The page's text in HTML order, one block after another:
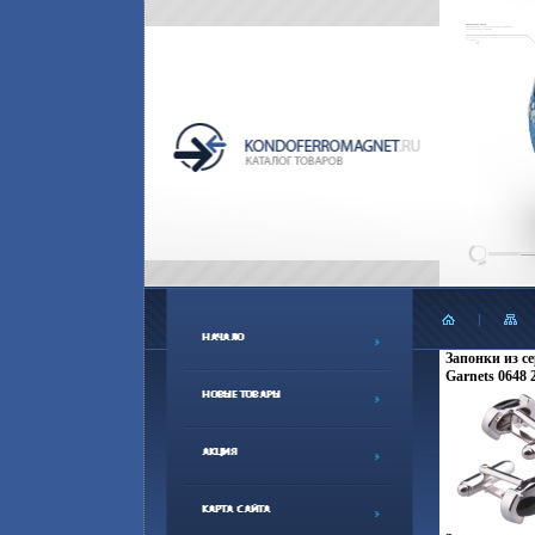
Запонки из
Garnets 0648